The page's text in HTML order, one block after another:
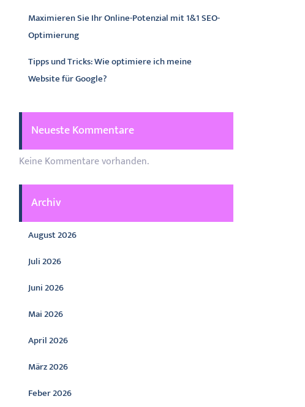
Maximieren Sie Ihr Online-Potenzial mit 1&1 SEO-
Optimierung
Tipps und Tricks: Wie optimiere ich meine
Website für Google?
Neueste Kommentare
Keine Kommentare vorhanden.
Archiv
August 2026
Juli 2026
Juni 2026
Mai 2026
April 2026
März 2026
Feber 2026